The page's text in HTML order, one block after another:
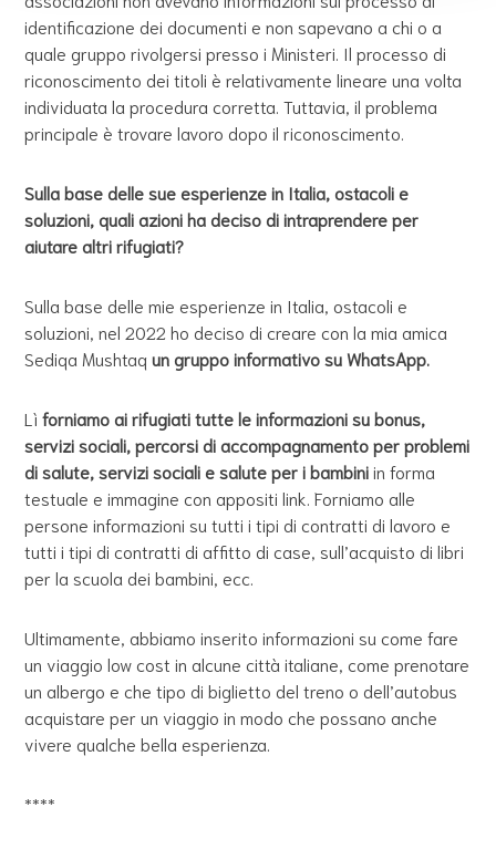
identificazione dei documenti e non sapevano a chi o a
quale gruppo rivolgersi presso i Ministeri. Il processo di
riconoscimento dei titoli è relativamente lineare una volta
individuata la procedura corretta. Tuttavia, il problema
principale è trovare lavoro dopo il riconoscimento.
Sulla base delle sue esperienze in Italia, ostacoli e
soluzioni, quali azioni ha deciso di intraprendere per
aiutare altri rifugiati?
Sulla base delle mie esperienze in Italia, ostacoli e
soluzioni, nel 2022 ho deciso di creare con la mia amica
Sediqa Mushtaqun gruppo informativo su WhatsApp.
Lìforniamo ai rifugiati tutte le informazioni su bonus,
servizi sociali, percorsi di accompagnamento per problemi
di salute, servizi sociali e salute per i bambiniin forma
testuale e immagine con appositi link. Forniamo alle
persone informazioni su tutti i tipi di contratti di lavoro e
tutti i tipi di contratti di affitto di case, sull’acquisto di libri
per la scuola dei bambini, ecc.
Ultimamente, abbiamo inserito informazioni su come fare
un viaggio low cost in alcune città italiane, come prenotare
un albergo e che tipo di biglietto del treno o dell’autobus
acquistare per un viaggio in modo che possano anche
vivere qualche bella esperienza.
****